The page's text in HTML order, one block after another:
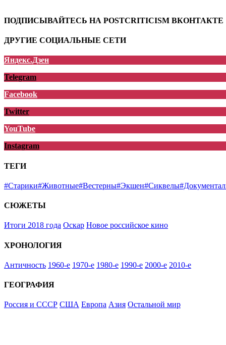
ПОДПИСЫВАЙТЕСЬ НА POSTCRITICISM ВКОНТАКТЕ
ДРУГИЕ СОЦИАЛЬНЫЕ СЕТИ
Яндекс.Дзен
Telegram
Facebook
Twitter
YouTube
Instagram
ТЕГИ
#Старики#Животные#Вестерны#Экшен#Сиквелы
СЮЖЕТЫ
Итоги 2018 года Оскар Новое российское кино
ХРОНОЛОГИЯ
Античность 1960-е 1970-е 1980-е 1990-е 2000-е 2010-е
ГЕОГРАФИЯ
Россия и СССР США Европа Азия Остальной мир